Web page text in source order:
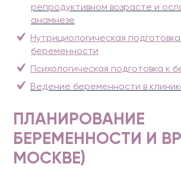
репродуктивном возрасте и
анамнезе
Нутрициологическая подготовка
беременности
Психологическая подготовка к
Ведение беременности в
ПЛАНИРОВАНИЕ
БЕРЕМЕННОСТИ И
МОСКВЕ)